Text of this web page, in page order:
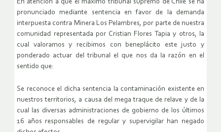
En atención a que el máximo tribunal supremo de Chile se ha
pronunciado mediante sentencia en favor de la demanda
interpuesta contra Minera Los Pelambres, por parte de nuestra
comunidad representada por Cristian Flores Tapia y otros, la
cual valoramos y recibimos con beneplácito este justo y
ponderado actuar del tribunal el que nos da la razón en el
sentido que:
Se reconoce el dicha sentencia la contaminación existente en
nuestros territorios, a causa del mega traque de relave y de la
cual las diversas administraciones de gobierno de los últimos
16 años responsables de regular y supervigilar han negado